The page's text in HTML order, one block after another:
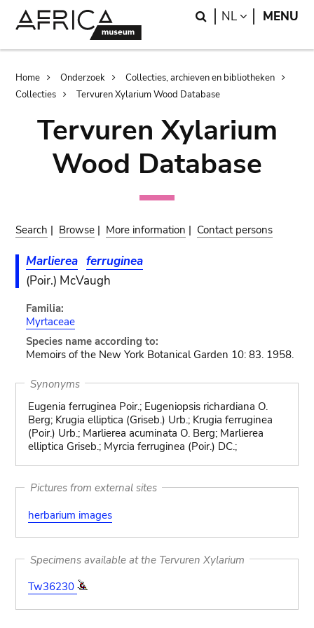
Search
NL LANGUAGE
MENU
Breadcrumb
Home Onderzoek
Collecties, archieven en bibliotheken
Collecties
Tervuren Xylarium Wood Database
Tervuren Xylarium
Wood Database
Search | Browse | More information | Contact persons
Marlierea ferruginea
(Poir.) McVaugh
Familia:
Myrtaceae
Species name according to:
Memoirs of the New York Botanical Garden 10: 83. 1958.
Synonyms
Eugenia ferruginea Poir.; Eugeniopsis richardiana O.
Berg; Krugia elliptica (Griseb.) Urb.; Krugia ferruginea
(Poir.) Urb.; Marlierea acuminata O. Berg; Marlierea
elliptica Griseb.; Myrcia ferruginea (Poir.) DC.;
Pictures from external sites
herbarium images
Specimens available at the Tervuren Xylarium
Tw36230